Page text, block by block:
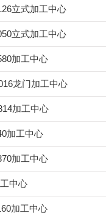
立式加工中心
立式加工中心
加工中心
龙门加工中心
加工中心
加工中心
加工中心
中心
加工中心